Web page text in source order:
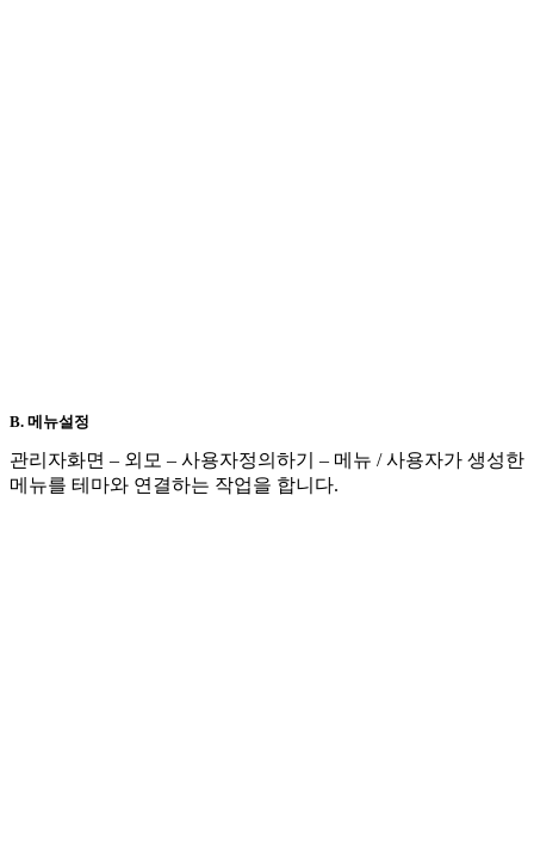
B. 메뉴설정
관리자화면 – 외모 – 사용자정의하기 – 메뉴 / 사용자가 생성한
메뉴를 테마와 연결하는 작업을 합니다.